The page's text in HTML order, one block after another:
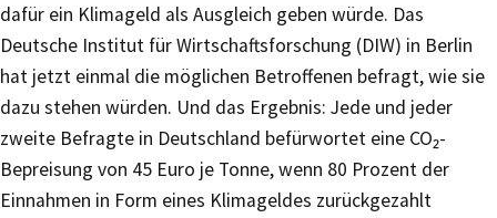
dafür ein Klimageld als Ausgleich geben würde. Das
Deutsche Institut für Wirtschaftsforschung (DIW) in Berlin
hat jetzt einmal die möglichen Betroffenen befragt, wie sie
dazu stehen würden. Und das Ergebnis: Jede und jeder
zweite Befragte in Deutschland befürwortet eine CO₂-
Bepreisung von 45 Euro je Tonne, wenn 80 Prozent der
Einnahmen in Form eines Klimageldes zurückgezahlt